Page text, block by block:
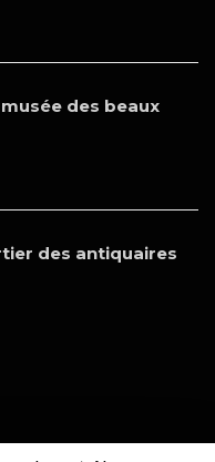
des beaux
des antiquaires